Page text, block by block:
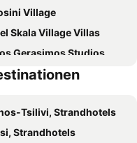
Village
Skala Village Villas
Gerasimos Studios
Apartments
Loft
Tsilivi, Strandhotels
Strandhotels